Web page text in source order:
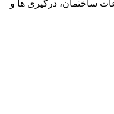
ساختمان، درگیری ها و